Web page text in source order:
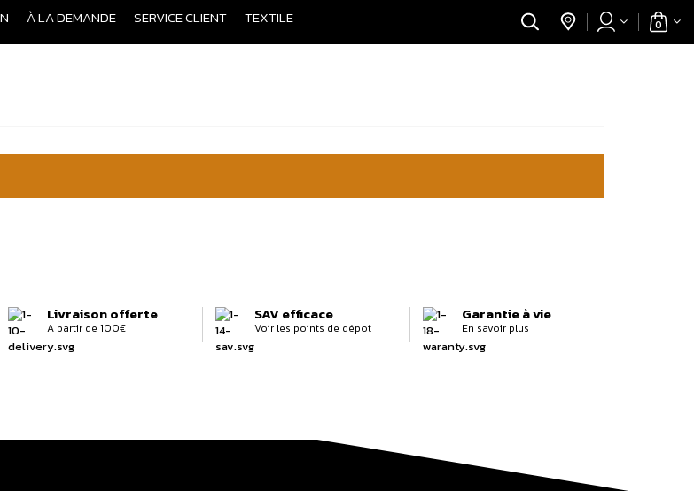
À LA DEMANDE SERVICE CLIENT TEXTILE 0
Livraison offerte
A partir de 100€
SAV efficace
Voir les points de dépot
Garantie à vie
En savoir plus